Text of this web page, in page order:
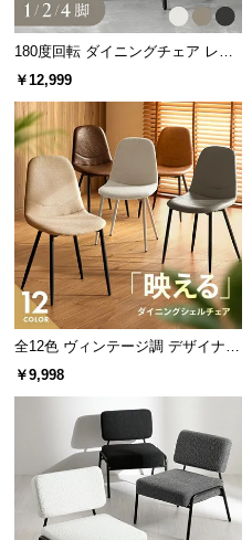
て
規
約
つ
い
て
お
客
様
サ
180度回転 ダイニングチェア レザ
ー調 1/2/4脚セット スチールレッグ
￥12,999
全12色 ヴィンテージ調 デザイナー
ズシェルチェア
￥9,998